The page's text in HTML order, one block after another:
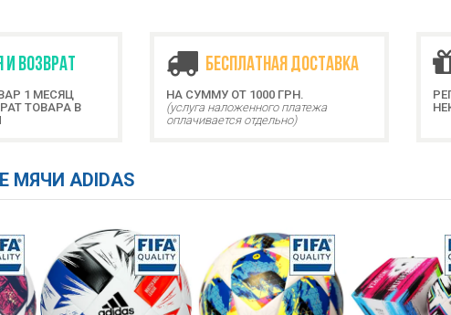
И ВОЗВРАТ
1 МЕСЯЦ
ТОВАРА В
БЕСПЛАТНАЯ ДОСТАВКА
НА СУММУ ОТ 1000 ГРН.
(услуга наложенного платежа
оплачивается отдельно)
ADIDAS